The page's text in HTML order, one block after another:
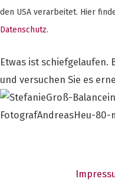
den USA verarbeitet. Hier
Datenschutz.
Etwas ist schiefgelaufen.
und versuchen Sie es